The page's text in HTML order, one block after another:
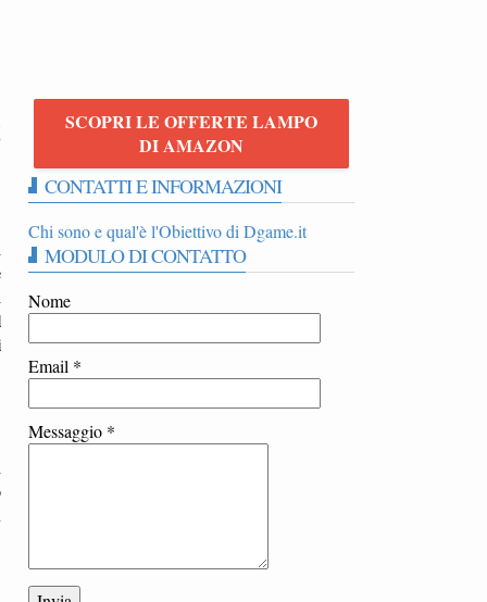
SCOPRI LE OFFERTE LAMPO
DI AMAZON
CONTATTI E INFORMAZIONI
Chi sono e qual'è l'Obiettivo di Dgame.it
MODULO DI CONTATTO
Nome
Email *
Messaggio *